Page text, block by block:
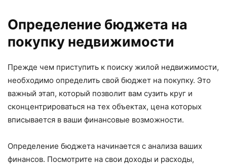
Определение бюджета на
покупку недвижимости
Прежде чем приступить к поиску жилой недвижимости,
необходимо определить свой бюджет на покупку. Это
важный этап, который позволит вам сузить круг и
сконцентрироваться на тех объектах, цена которых
вписывается в ваши финансовые возможности.
Определение бюджета начинается с анализа ваших
финансов. Посмотрите на свои доходы и расходы,